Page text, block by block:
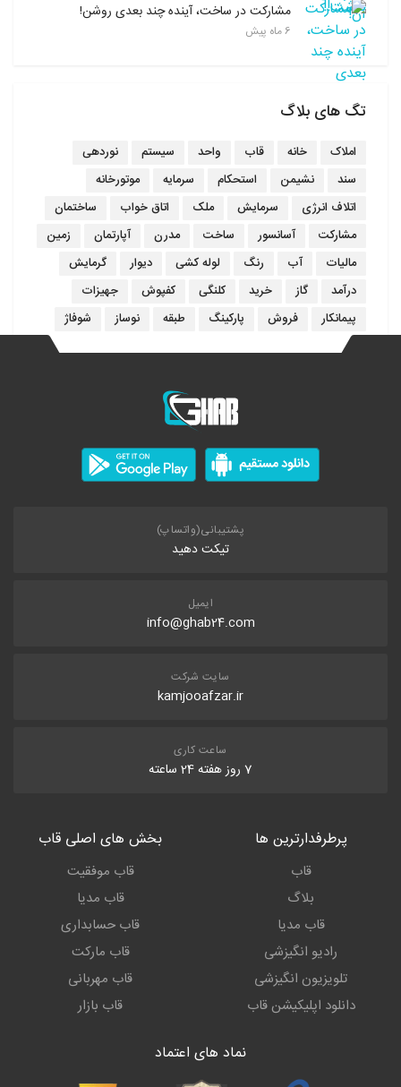
مشارکت در ساخت، آینده چند بعدی روشن!
6 ماه پیش
تگ های بلاگ
املاک خانه قاب واحد سیستم
نوردهی
سند
نشیمن استحکام سرمایه
موتورخانه
اتلاف انرژی
سرمایش ملک اتاق خواب
ساختمان
مشارکت
آسانسور ساخت مدرن آپارتمان
زمین
مالیات
آب رنگ لوله کشی دیوار
گرمایش
درآمد
گاز خرید کلنگی کفپوش
جهیزات
پیمانکار
فروش پارکینگ طبقه نوساز شوفاژ
پشتیبانی(واتساپ)
تیکت دهید
ایمیل
info@ghab24.com
سایت شرکت
kamjooafzar.ir
ساعت کاری
7 روز هفته 24 ساعته
پرطرفدارترین ها
قاب
بلاگ
قاب مدیا
رادیو انگیزشی
تلویزیون انگیزشی
دانلود اپلیکیشن قاب
بخش های اصلی قاب
قاب موفقیت
قاب مدیا
قاب حسابداری
قاب مارکت
قاب مهربانی
قاب بازار
نماد های اعتماد